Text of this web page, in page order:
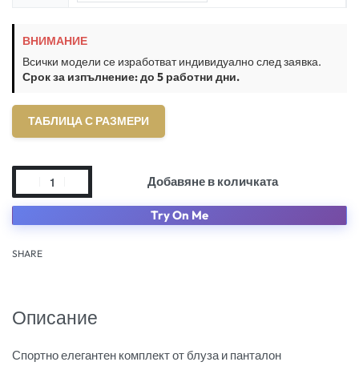
ВНИМАНИЕ
Всички модели се изработват индивидуално след заявка.
Срок за изпълнение: до 5 работни дни.
ТАБЛИЦА С РАЗМЕРИ
Добавяне в количката
Try On Me
SHARE
Описание
Спортно елегантен комплект от блуза и панталон